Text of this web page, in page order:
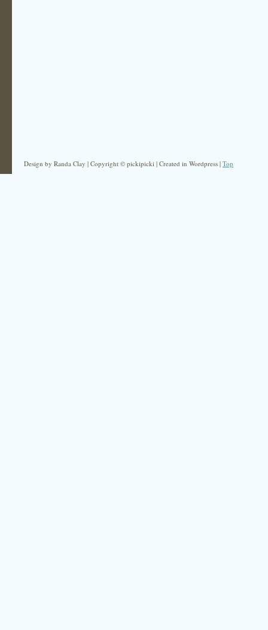
Design by Randa Clay | Copyright © pickipicki | Created in Wordpress | Top